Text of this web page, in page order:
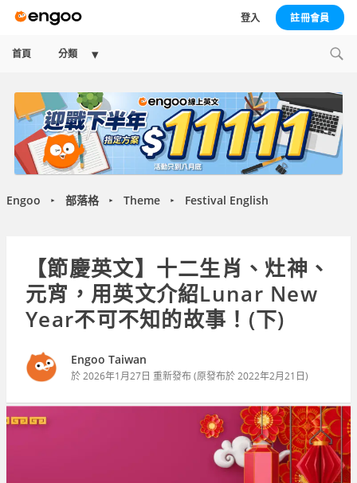
登入 註冊會員
首頁 分類
Expand
menu
Engoo ► 部落格 ► Theme ► Festival English
【節慶英文】十二生肖、灶神、
元宵，用英文介紹Lunar New
Year不可不知的故事！(下)
Engoo Taiwan
於2026年1月27日 重新發布 (原發布於2022年2月21日)